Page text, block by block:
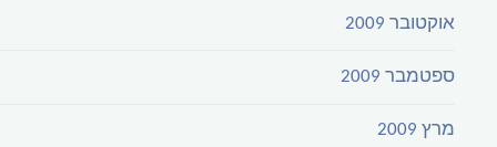
אוקטובר 2009
ספטמבר 2009
מרץ 2009